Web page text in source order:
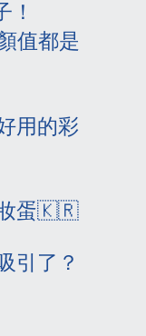
！
值都是
用的彩
蛋🇰🇷
引了？